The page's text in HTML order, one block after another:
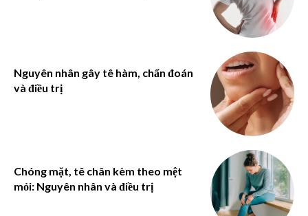
Nguyên nhân gây tê hàm, chẩn đoán
và điều trị
Chóng mặt, tê chân kèm theo mệt
mỏi: Nguyên nhân và điều trị